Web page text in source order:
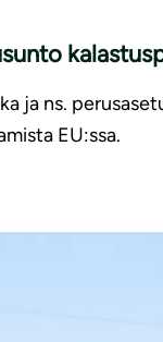
ja ns.
EU:ssa.